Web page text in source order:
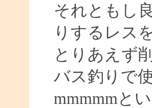
それともし
りするレス
とりあえず
バス釣りで
mmmmmと